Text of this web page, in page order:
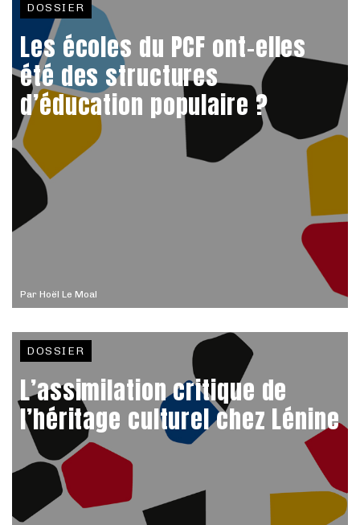
Par Hoël Le Moal
DOSSIER
Les écoles du PCF ont-elles
été des structures
d’éducation populaire ?
DOSSIER
L’assimilation critique de
l’héritage culturel chez Lénine